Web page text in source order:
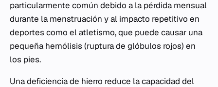
particularmente común debido a la pérdida mensual
durante la menstruación y al impacto repetitivo en
deportes como el atletismo, que puede causar una
pequeña hemólisis (ruptura de glóbulos rojos) en
los pies.
Una deficiencia de hierro reduce la capacidad del